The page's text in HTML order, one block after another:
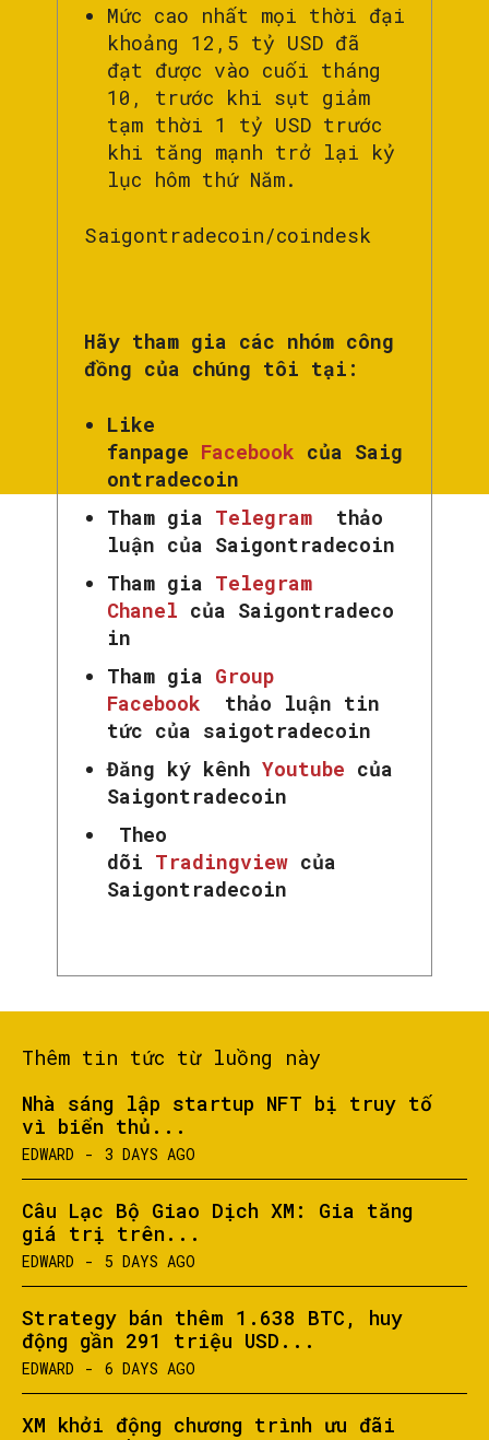
Mức cao nhất mọi thời đại
khoảng 12,5 tỷ USD đã
đạt được vào cuối tháng
10, trước khi sụt giảm
tạm thời 1 tỷ USD trước
khi tăng mạnh trở lại kỷ
lục hôm thứ Năm.
Saigontradecoin/coindesk
Hãy tham gia các nhóm công
đồng của chúng tôi tại:
Like
fanpage Facebook của Saig
ontradecoin
Tham gia Telegram
thảo
luận của Saigontradecoin
Tham gia Telegram
Chanel của Saigontradeco
in
Tham gia Group
Facebook
thảo luận tin
tức của saigotradecoin
Đăng ký kênh Youtube của
Saigontradecoin
Theo
dõi Tradingview của
Saigontradecoin
Thêm tin tức từ luồng này
Nhà sáng lập startup NFT bị truy tố
vì biển thủ...
EDWARD - 3 DAYS AGO
Câu Lạc Bộ Giao Dịch XM: Gia tăng
giá trị trên...
EDWARD - 5 DAYS AGO
Strategy bán thêm 1.638 BTC, huy
động gần 291 triệu USD...
EDWARD - 6 DAYS AGO
XM khởi động chương trình ưu đãi